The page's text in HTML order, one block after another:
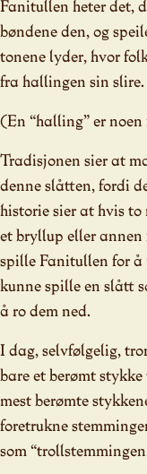
Fanitullen heter det,
bøndene den, og
tonene lyder, hvor
fra hallingen sin slire.
(En “halling” er
Tradisjonen sier at
denne slåtten, fordi
historie sier at hvis
et bryllup eller
spille Fanitullen for å
kunne spille en slått
å ro dem ned.
I dag, selvfølgelig,
bare et berømt
mest berømte
foretrukne
som